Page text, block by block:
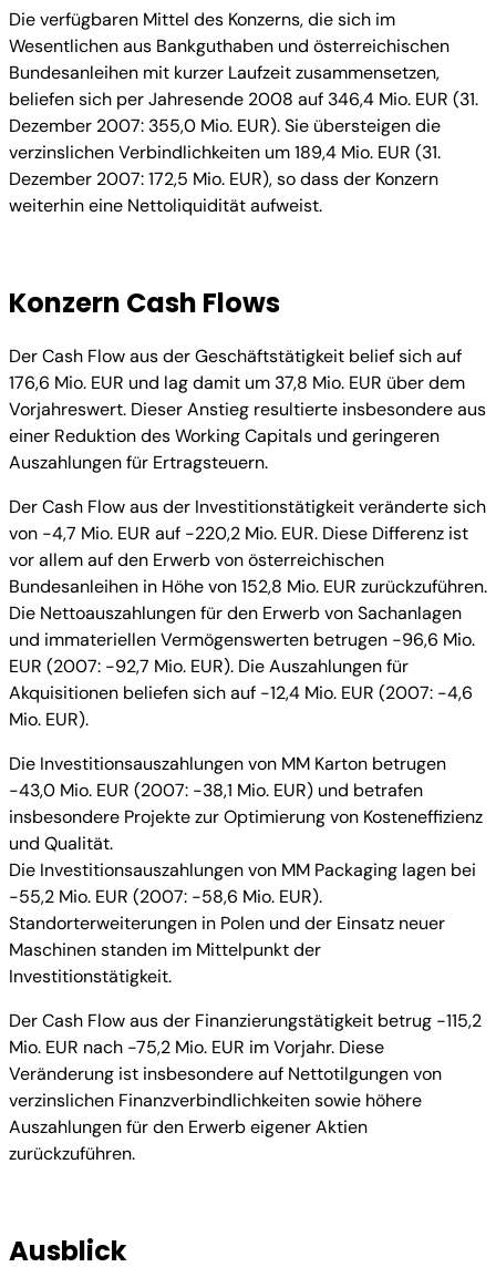
Die verfügbaren Mittel des Konzerns, die sich im
Wesentlichen aus Bankguthaben und österreichischen
Bundesanleihen mit kurzer Laufzeit zusammensetzen,
beliefen sich per Jahresende 2008 auf 346,4 Mio. EUR (31.
Dezember 2007: 355,0 Mio. EUR). Sie übersteigen die
verzinslichen Verbindlichkeiten um 189,4 Mio. EUR (31.
Dezember 2007: 172,5 Mio. EUR), so dass der Konzern
weiterhin eine Nettoliquidität aufweist.
Konzern Cash Flows
Der Cash Flow aus der Geschäftstätigkeit belief sich auf
176,6 Mio. EUR und lag damit um 37,8 Mio. EUR über dem
Vorjahreswert. Dieser Anstieg resultierte insbesondere aus
einer Reduktion des Working Capitals und geringeren
Auszahlungen für Ertragsteuern.
Der Cash Flow aus der Investitionstätigkeit veränderte sich
von -4,7 Mio. EUR auf -220,2 Mio. EUR. Diese Differenz ist
vor allem auf den Erwerb von österreichischen
Bundesanleihen in Höhe von 152,8 Mio. EUR zurückzuführen.
Die Nettoauszahlungen für den Erwerb von Sachanlagen
und immateriellen Vermögenswerten betrugen -96,6 Mio.
EUR (2007: -92,7 Mio. EUR). Die Auszahlungen für
Akquisitionen beliefen sich auf -12,4 Mio. EUR (2007: -4,6
Mio. EUR).
Die Investitionsauszahlungen von MM Karton betrugen
-43,0 Mio. EUR (2007: -38,1 Mio. EUR) und betrafen
insbesondere Projekte zur Optimierung von Kosteneffizienz
und Qualität.
Die Investitionsauszahlungen von MM Packaging lagen bei
-55,2 Mio. EUR (2007: -58,6 Mio. EUR).
Standorterweiterungen in Polen und der Einsatz neuer
Maschinen standen im Mittelpunkt der
Investitionstätigkeit.
Der Cash Flow aus der Finanzierungstätigkeit betrug -115,2
Mio. EUR nach -75,2 Mio. EUR im Vorjahr. Diese
Veränderung ist insbesondere auf Nettotilgungen von
verzinslichen Finanzverbindlichkeiten sowie höhere
Auszahlungen für den Erwerb eigener Aktien
zurückzuführen.
Ausblick